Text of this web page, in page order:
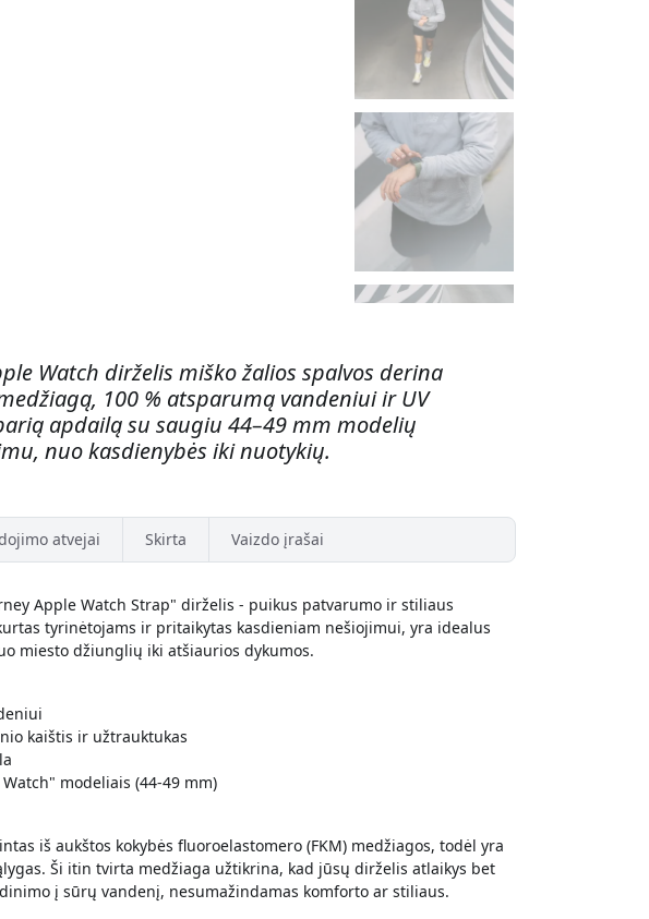
Watch dirželis miško žalios spalvos derina
100 % atsparumą vandeniui ir UV
apdailą su saugiu 44–49 mm modelių
nuo kasdienybės iki nuotykių.
atvejai Skirta Vaizdo įrašai
Apple Watch Strap" dirželis - puikus patvarumo ir stiliaus
tyrinėtojams ir pritaikytas kasdieniam nešiojimui, yra idealus
miesto džiunglių iki atšiaurios dykumos.
kaištis ir užtrauktukas
modeliais (44-49 mm)
iš aukštos kokybės fluoroelastomero (FKM) medžiagos, todėl yra
Ši itin tvirta medžiaga užtikrina, kad jūsų dirželis atlaikys bet
į sūrų vandenį, nesumažindamas komforto ar stiliaus.